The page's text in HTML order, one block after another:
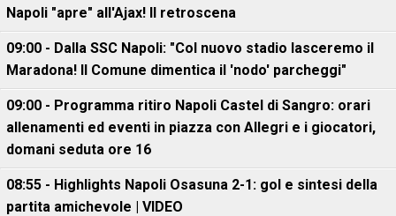
Napoli "apre" all'Ajax! Il retroscena
09:00 - Dalla SSC Napoli: "Col nuovo stadio lasceremo il
Maradona! Il Comune dimentica il 'nodo' parcheggi"
09:00 - Programma ritiro Napoli Castel di Sangro: orari
allenamenti ed eventi in piazza con Allegri e i giocatori,
domani seduta ore 16
08:55 - Highlights Napoli Osasuna 2-1: gol e sintesi della
partita amichevole | VIDEO